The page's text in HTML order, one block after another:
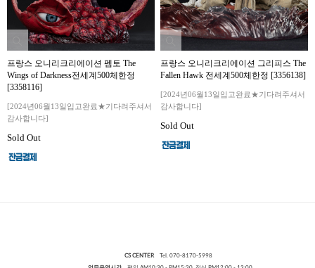
프랑스 오니리크리에이션 펨토 The
Wings of Darkness전세계500체한정
[3358116]
[2024년06월13일입고완료★기다려주셔서
감사합니다]
Sold Out
프랑스 오니리크리에이션 그리피스 The
Fallen Hawk 전세계500체한정 [3356138]
[2024년06월13일입고완료★기다려주셔서
감사합니다]
Sold Out
CS CENTERTel. 070-8170-5998